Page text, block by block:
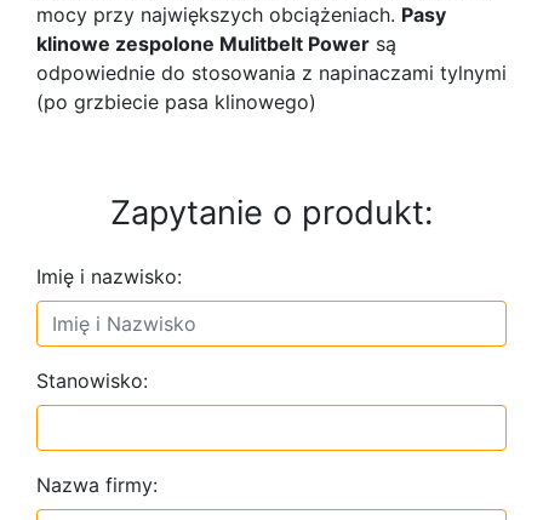
mocy przy największych obciążeniach. Pasy
klinowe zespolone Mulitbelt Power są
odpowiednie do stosowania z napinaczami tylnymi
(po grzbiecie pasa klinowego)
Zapytanie o produkt:
Imię i nazwisko:
Stanowisko:
Nazwa firmy: